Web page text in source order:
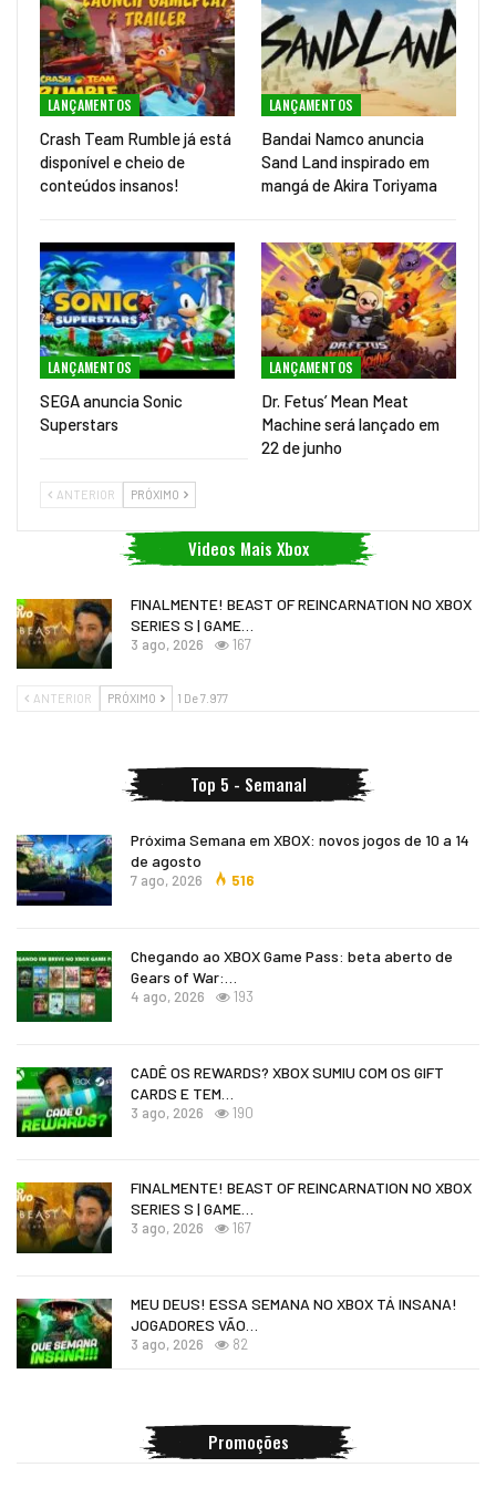
LANÇAMENTOS
Crash Team Rumble já está
disponível e cheio de
conteúdos insanos!
LANÇAMENTOS
Bandai Namco anuncia
Sand Land inspirado em
mangá de Akira Toriyama
LANÇAMENTOS
SEGA anuncia Sonic
Superstars
LANÇAMENTOS
Dr. Fetus’ Mean Meat
Machine será lançado em
22 de junho
ANTERIOR PRÓXIMO
Videos Mais Xbox
FINALMENTE! BEAST OF REINCARNATION NO XBOX
SERIES S | GAME…
3 ago, 2026 167
ANTERIOR PRÓXIMO 1 De 7.977
Top 5 - Semanal
Próxima Semana em XBOX: novos jogos de 10 a 14
de agosto
7 ago, 2026 516
Chegando ao XBOX Game Pass: beta aberto de
Gears of War:…
4 ago, 2026 193
CADÊ OS REWARDS? XBOX SUMIU COM OS GIFT
CARDS E TEM…
3 ago, 2026 190
FINALMENTE! BEAST OF REINCARNATION NO XBOX
SERIES S | GAME…
3 ago, 2026 167
MEU DEUS! ESSA SEMANA NO XBOX TÁ INSANA!
JOGADORES VÃO…
3 ago, 2026 82
Promoções